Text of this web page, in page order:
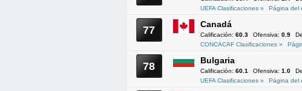
UEFA Clasificaciones »
Página del
77 Canadá
Calificación: 60.3 Ofensiva: 0.9
CONCACAF Clasificaciones »
78 Bulgaria
Calificación: 60.1 Ofensiva: 1.0
UEFA Clasificaciones »
Página del